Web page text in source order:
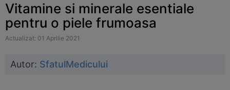
Vitamine si minerale esentiale
pentru o piele frumoasa
Actualizat: 01 Aprilie 2021
Autor: SfatulMedicului